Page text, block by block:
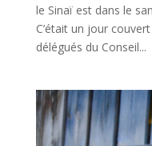
le Sinaï est dans le
C’était un jour
délégués du Conseil...